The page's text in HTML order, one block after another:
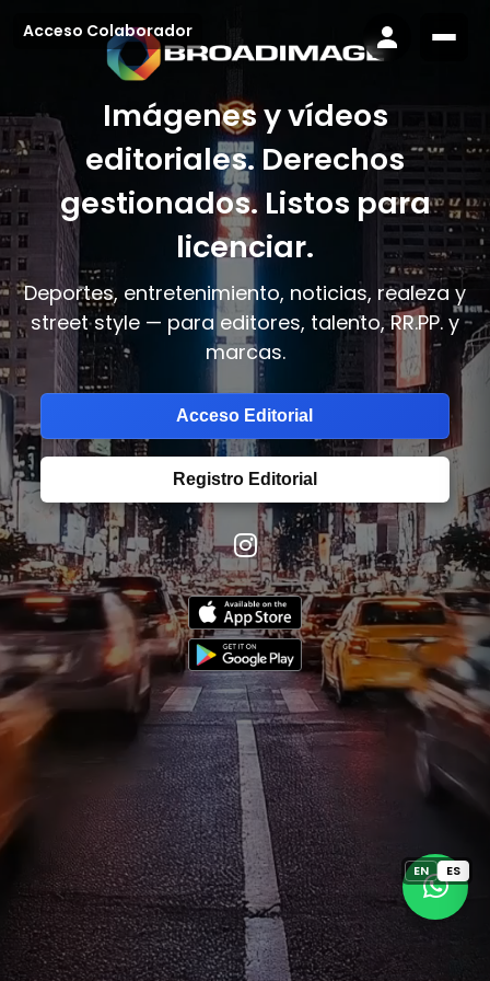
Acceso Colaborador
Imágenes y vídeos
editoriales. Derechos
gestionados. Listos para
licenciar.
Deportes, entretenimiento, noticias, realeza y
street style — para editores, talento, RR.PP. y
marcas.
Acceso Editorial
Registro Editorial
EN ES